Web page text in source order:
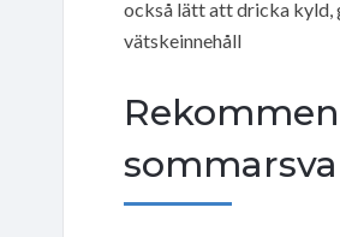
också lätt att dricka kyld,
vätskeinnehåll